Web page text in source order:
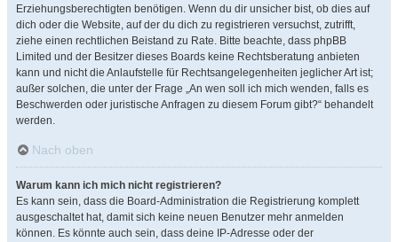
Erziehungsberechtigten benötigen. Wenn du dir unsicher bist, ob dies auf
dich oder die Website, auf der du dich zu registrieren versuchst, zutrifft,
ziehe einen rechtlichen Beistand zu Rate. Bitte beachte, dass phpBB
Limited und der Besitzer dieses Boards keine Rechtsberatung anbieten
kann und nicht die Anlaufstelle für Rechtsangelegenheiten jeglicher Art ist;
außer solchen, die unter der Frage „An wen soll ich mich wenden, falls es
Beschwerden oder juristische Anfragen zu diesem Forum gibt?“ behandelt
werden.
Nach oben
Warum kann ich mich nicht registrieren?
Es kann sein, dass die Board-Administration die Registrierung komplett
ausgeschaltet hat, damit sich keine neuen Benutzer mehr anmelden
können. Es könnte auch sein, dass deine IP-Adresse oder der